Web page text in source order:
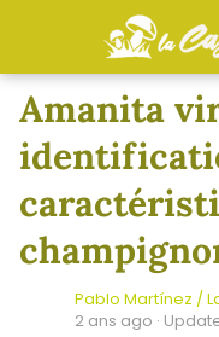
Amanita
Pablo Martínez /
2 ans ago ·